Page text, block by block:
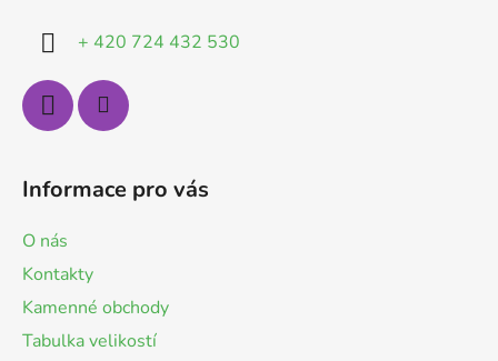
+ 420 724 432 530
Informace pro vás
O nás
Kontakty
Kamenné obchody
Tabulka velikostí